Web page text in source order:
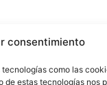
consentimiento
como las
estas tecnologías nos